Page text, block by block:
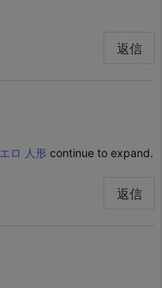
返信
エロ 人形 continue to expand.
返信